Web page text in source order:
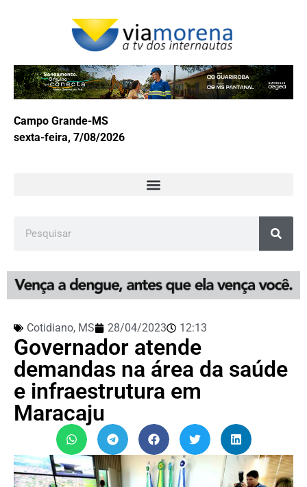
Campo Grande-MS
sexta-feira, 7/08/2026
Cotidiano, MS 28/04/2023 12:13
Governador atende
demandas na área da saúde
e infraestrutura em
Maracaju